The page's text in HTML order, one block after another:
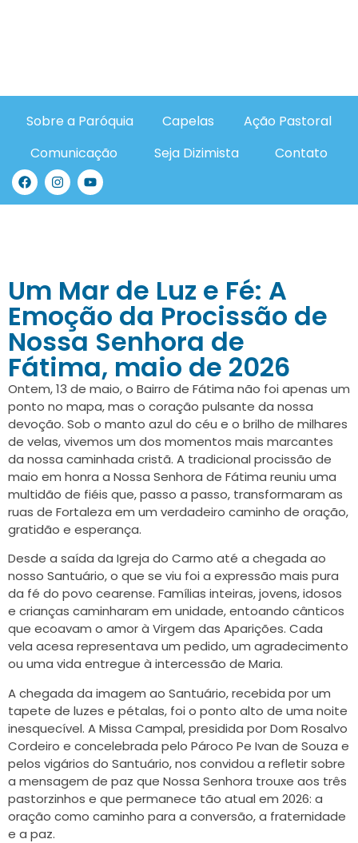
Sobre a Paróquia Capelas
Ação Pastoral
Comunicação
Seja Dizimista Contato
Um Mar de Luz e Fé: A
Emoção da Procissão de
Nossa Senhora de
Fátima, maio de 2026
Ontem, 13 de maio, o Bairro de Fátima não foi apenas um
ponto no mapa, mas o coração pulsante da nossa
devoção. Sob o manto azul do céu e o brilho de milhares
de velas, vivemos um dos momentos mais marcantes
da nossa caminhada cristã. A tradicional procissão de
maio em honra a Nossa Senhora de Fátima reuniu uma
multidão de fiéis que, passo a passo, transformaram as
ruas de Fortaleza em um verdadeiro caminho de oração,
gratidão e esperança.
Desde a saída da Igreja do Carmo até a chegada ao
nosso Santuário, o que se viu foi a expressão mais pura
da fé do povo cearense. Famílias inteiras, jovens, idosos
e crianças caminharam em unidade, entoando cânticos
que ecoavam o amor à Virgem das Aparições. Cada
vela acesa representava um pedido, um agradecimento
ou uma vida entregue à intercessão de Maria.
A chegada da imagem ao Santuário, recebida por um
tapete de luzes e pétalas, foi o ponto alto de uma noite
inesquecível. A Missa Campal, presidida por Dom Rosalvo
Cordeiro e concelebrada pelo Pároco Pe Ivan de Souza e
pelos vigários do Santuário, nos convidou a refletir sobre
a mensagem de paz que Nossa Senhora trouxe aos três
pastorzinhos e que permanece tão atual em 2026: a
oração como caminho para a conversão, a fraternidade
e a paz.